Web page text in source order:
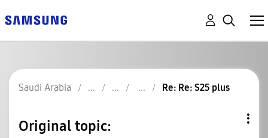
Saudi Arabia Re: Re: S25 plus
Original topic: